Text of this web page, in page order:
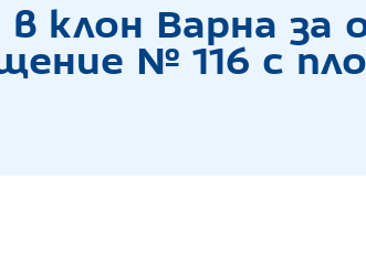
клон Варна за
№ 116 с